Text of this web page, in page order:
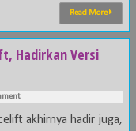
Read More
Hadirkan Versi
akhirnya hadir juga,